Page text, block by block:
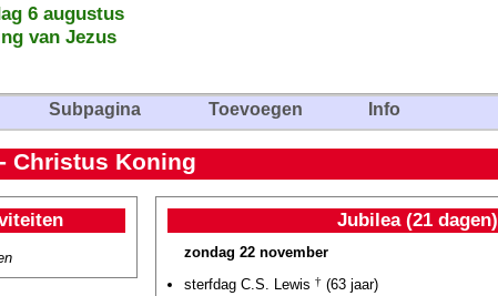
6 augustus
van Jezus
Subpagina Toevoegen Info
Christus Koning
Jubilea (21 dagen)
zondag 22 november
sterfdag C.S. Lewis † (63 jaar)